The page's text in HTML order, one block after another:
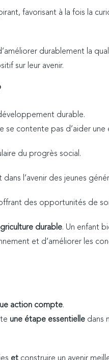
favorisant à la fois la
durablement la
sur leur avenir.
durable.
se contente pas d’aider une
du progrès social.
l’avenir des jeunes
des opportunités de
durable. Un enfant
et d’améliorer les
action compte.
une étape essentielledans
etconstruire un avenir